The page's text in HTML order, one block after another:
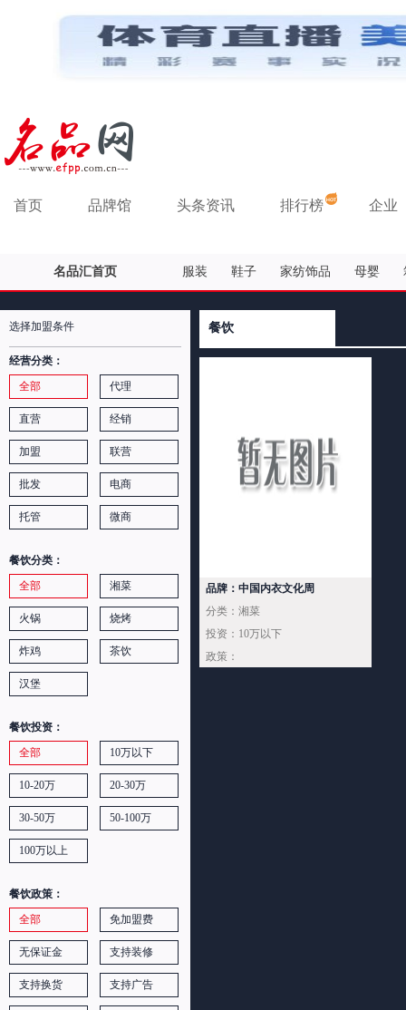
首页 品牌馆 头条资讯 排行榜 企业
名品汇首页 服装 鞋子 家纺饰品 母婴
选择加盟条件
经营分类：
全部
代理
直营 经销
加盟 联营
批发 电商
托管 微商
餐饮分类：
全部
湘菜
火锅 烧烤
炸鸡 茶饮
汉堡
餐饮投资：
全部
10万以下
10-20万 20-30万
30-50万 50-100万
100万以上
餐饮政策：
全部
免加盟费
无保证金 支持装修
支持换货 支持广告
餐饮
品牌：中国内衣文化周
分类：湘菜
投资：10万以下
政策：